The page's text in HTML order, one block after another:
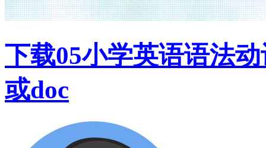
下载05小学英语语法
或doc